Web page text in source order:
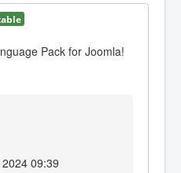
Pack for Joomla!
09:39